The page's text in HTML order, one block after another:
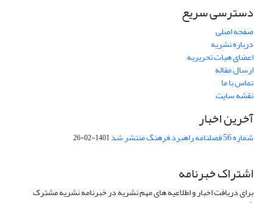
دسترسی سریع
صفحه اصلی
درباره نشریه
اعضای هیات تحریریه
ارسال مقاله
تماس با ما
نقشه سایت
آخرین اخبار
شماره 56 فصلنامه راهبرد فرهنگ منتشر شد 1401-02-26
اشتراک خبرنامه
برای دریافت اخبار و اطلاعیه های مهم نشریه در خبرنامه نشریه مشترک